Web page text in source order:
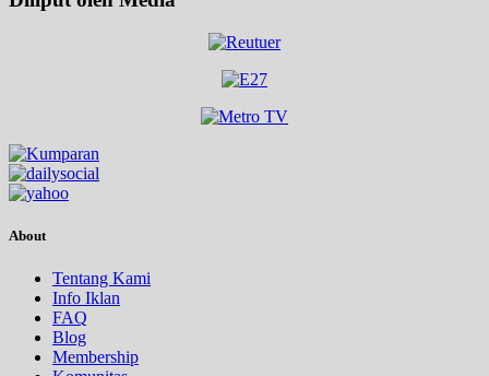
About
Tentang Kami
Info Iklan
FAQ
Blog
Membership